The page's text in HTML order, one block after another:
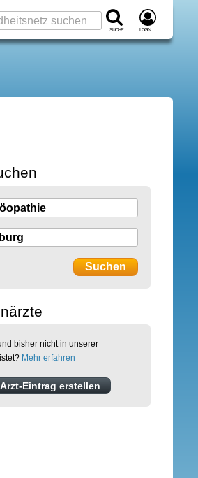
Suche Login
bisher nicht in unserer
Mehr erfahren
Eintrag erstellen